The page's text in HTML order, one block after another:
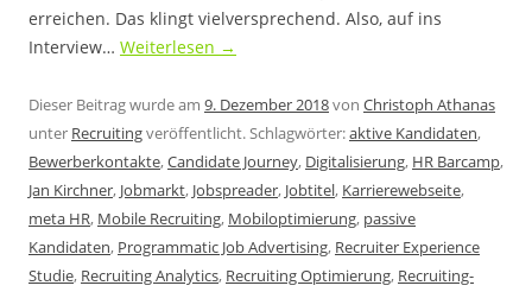
erreichen. Das klingt vielversprechend. Also, auf ins
Interview… Weiterlesen →
Dieser Beitrag wurde am 9. Dezember 2018von Christoph Athanas
unter Recruitingveröffentlicht. Schlagwörter:aktive Kandidaten,
Bewerberkontakte,Candidate Journey, Digitalisierung, HR Barcamp,
Jan Kirchner, Jobmarkt, Jobspreader, Jobtitel, Karrierewebseite,
meta HR, Mobile Recruiting, Mobiloptimierung, passive
Kandidaten, Programmatic Job Advertising, Recruiter Experience
Studie, Recruiting Analytics, Recruiting Optimierung, Recruiting-